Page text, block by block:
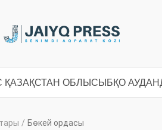
ҚАЗАҚСТАН ОБЛЫСЫ БҚО
/ Бөкей ордасы